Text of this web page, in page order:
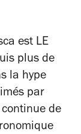
est LE
plus de
la hype
par
de